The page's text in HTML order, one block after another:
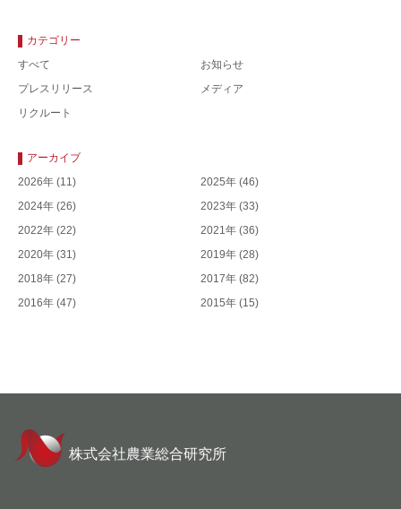
カテゴリー
すべて
お知らせ
プレスリリース
メディア
リクルート
アーカイブ
2026年 (11) 2025年 (46)
2024年 (26) 2023年 (33)
2022年 (22) 2021年 (36)
2020年 (31) 2019年 (28)
2018年 (27) 2017年 (82)
2016年 (47) 2015年 (15)
株式会社農業総合研究所